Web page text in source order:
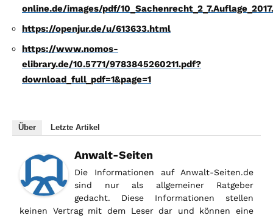
online.de/images/pdf/
https://openjur.de/u/613633.html
https://www.nomos-
elibrary.de/10.5771/9783845260211.pdf?
download_full_pdf=1&page=1
Über Letzte Artikel
Anwalt-Seiten
Die Informationen auf Anwalt-Seiten.de
sind nur als allgemeiner Ratgeber
gedacht. Diese Informationen stellen
keinen Vertrag mit dem Leser dar und können eine